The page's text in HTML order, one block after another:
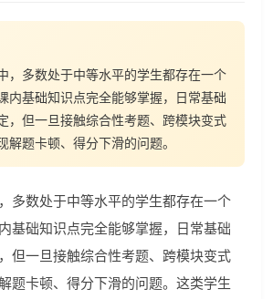
，多数处于中等水平的学生都存在一个
内基础知识点完全能够掌握，日常基础
，但一旦接触综合性考题、跨模块变式
解题卡顿、得分下滑的问题。
多数处于中等水平的学生都存在一个
基础知识点完全能够掌握，日常基础
但一旦接触综合性考题、跨模块变式
题卡顿、得分下滑的问题。这类学生